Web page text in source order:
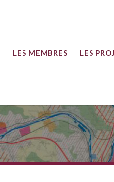
LES MEMBRES LES